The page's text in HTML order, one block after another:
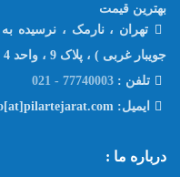
بهترین قیمت
تهران ، نارمک ، نرسیده
جویبار غربی ) ، پلاک 9 ، واحد 4
تلفن : 77740003 - 021
ایمیل: info[at]pilartejarat.com
درباره ما :